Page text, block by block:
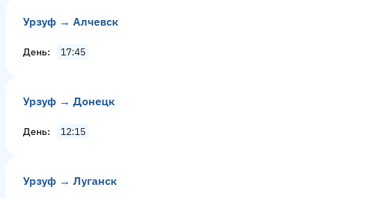
Урзуф → Алчевск
День 17:45
Урзуф → Донецк
День 12:15
Урзуф → Луганск